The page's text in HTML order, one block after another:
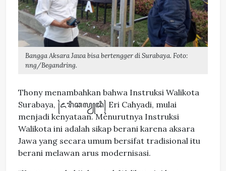
Bangga Aksara Jawa bisa bertengger di Surabaya. Foto:
nng/Begandring.
Thony menambahkan bahwa Instruksi Walikota
Surabaya, ꧌ꦌꦫꦶꦕꦭꦾꦢꦶ꧍ Eri Cahyadi, mulai
menjadi kenyataan. Menurutnya Instruksi
Walikota ini adalah sikap berani karena aksara
Jawa yang secara umum bersifat tradisional itu
berani melawan arus modernisasi.